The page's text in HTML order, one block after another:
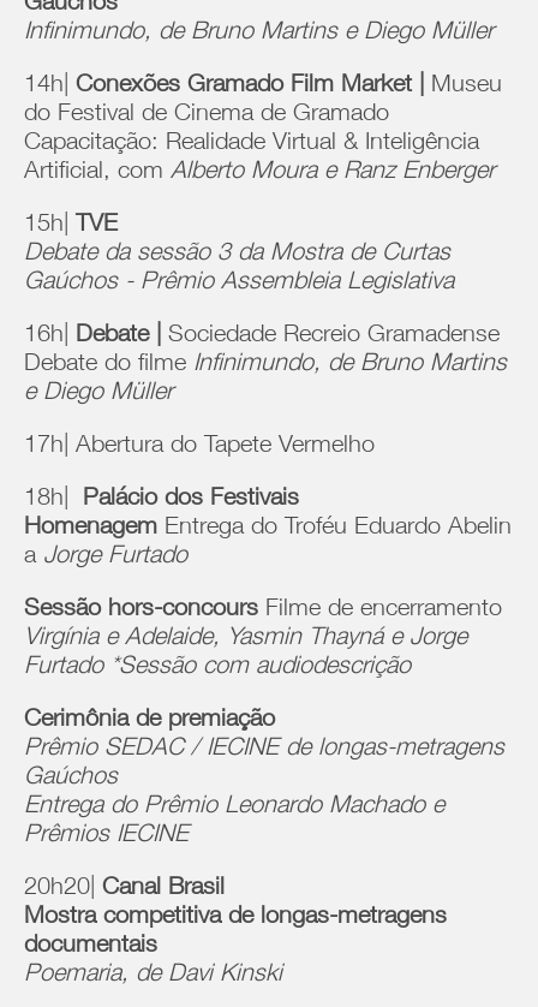
Gaúchos
Infinimundo, de Bruno Martins e Diego Müller
14h| Conexões Gramado Film Market | Museu
do Festival de Cinema de Gramado
Capacitação: Realidade Virtual & Inteligência
Artificial, com Alberto Moura e Ranz Enberger
15h|
TVE
Debate da sessão 3 da Mostra de Curtas
Gaúchos - Prêmio Assembleia Legislativa
16h| Debate | Sociedade Recreio Gramadense
Debate do filme Infinimundo, de Bruno Martins
e Diego Müller
17h| Abertura do Tapete Vermelho
18h| Palácio dos Festivais
Homenagem Entrega do Troféu Eduardo Abelin
a Jorge Furtado
Sessão hors-concours Filme de encerramento
Virgínia e Adelaide, Yasmin Thayná e Jorge
Furtado *Sessão com audiodescrição
Cerimônia de premiação
Prêmio SEDAC / IECINE de longas-metragens
Gaúchos
Entrega do Prêmio Leonardo Machado e
Prêmios IECINE
20h20| Canal Brasil
Mostra competitiva de longas-metragens
documentais
Poemaria, de Davi Kinski